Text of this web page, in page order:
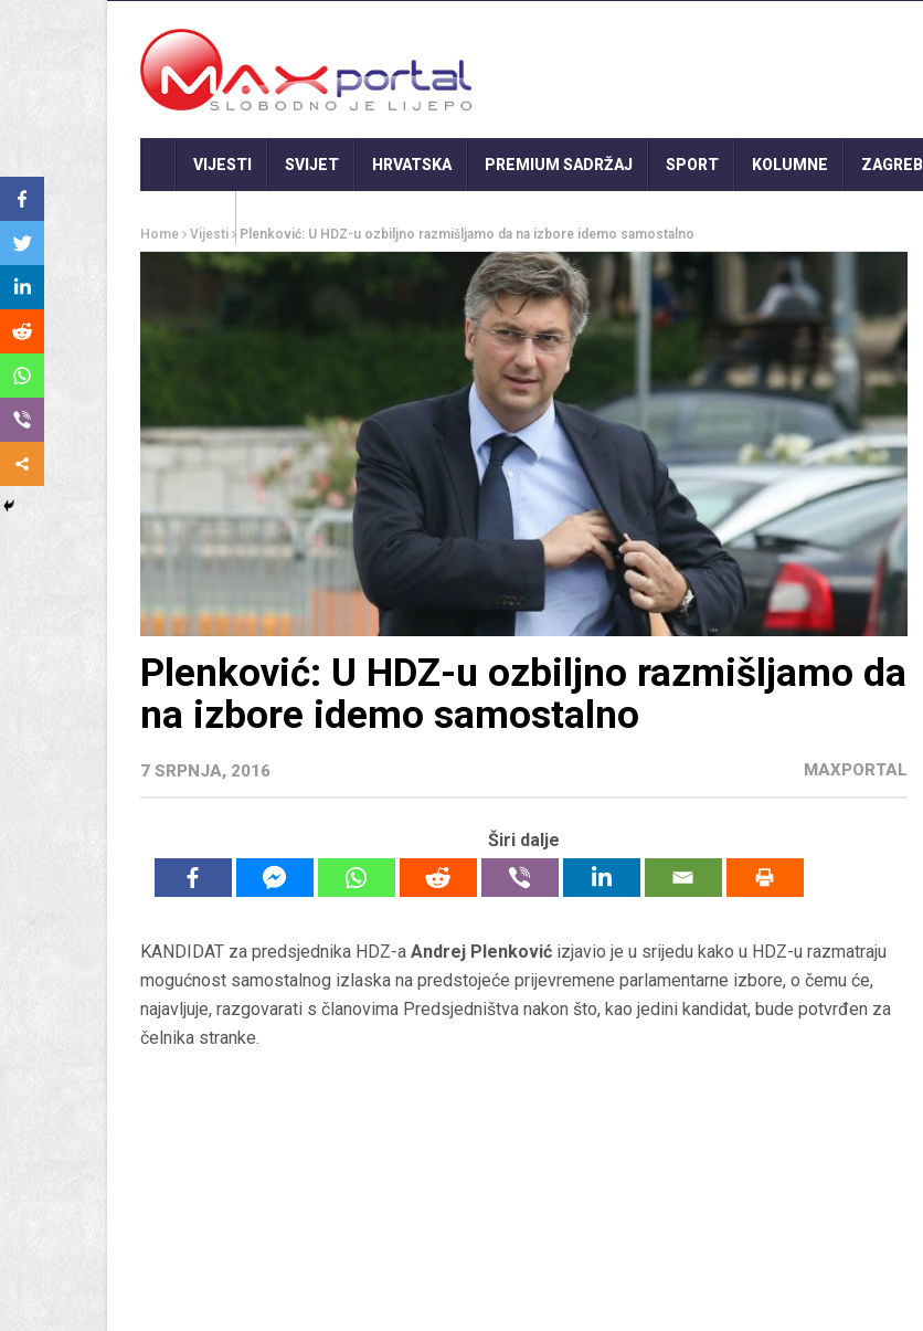
VIJESTI SVIJET HRVATSKA PREMIUM SADRŽAJ SPORT KOLUMNE ZAGREB
Home Vijesti Plenković: U HDZ-u ozbiljno razmišljamo da na izbore idemo samostalno
Plenković: U HDZ-u ozbiljno razmišljamo da
na izbore idemo samostalno
7 SRPNJA, 2016 MAXPORTAL
Širi dalje
KANDIDAT za predsjednika HDZ-a Andrej Plenković izjavio je u srijedu kako u HDZ-u razmatraju
mogućnost samostalnog izlaska na predstojeće prijevremene parlamentarne izbore, o čemu će,
najavljuje, razgovarati s članovima Predsjedništva nakon što, kao jedini kandidat, bude potvrđen za
čelnika stranke.